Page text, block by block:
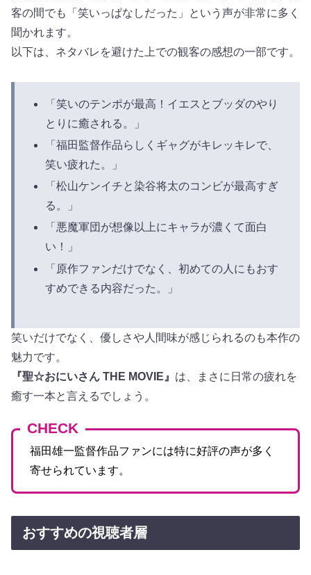
客の間でも「笑いっぱなしだった」という声が非常に多く
聞かれます。
以下は、ネタバレを避けた上での観客の感想の一部です。
「笑いのテンポが最高！イエスとブッダのやり
とりに癒される。」
「福田監督作品らしくギャグがキレッキレで、
笑い疲れた。」
「松山ケンイチと染谷将太のコンビが最高すぎ
る。」
「悪魔軍団が想像以上にキャラが濃くて面白
い！」
「原作ファンだけでなく、初めての人にもおす
すめできる内容だった。」
笑いだけでなく、優しさや人間味が感じられるのも本作の
魅力です。
『聖☆おにいさん THE MOVIE』 は、まさに日常の疲れを
癒す一本と言えるでしょう。
CHECK
福田雄一監督作品ファンには特に好評の声が多く
寄せられています。
おすすめの視聴者層